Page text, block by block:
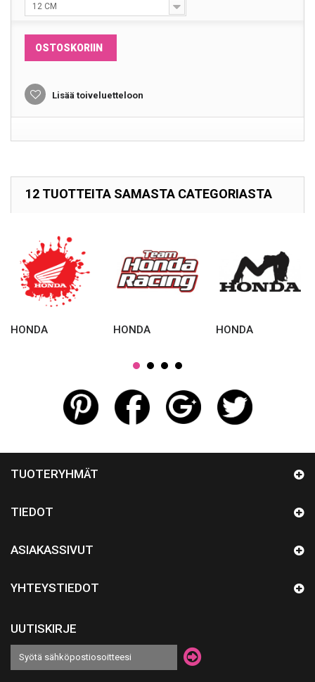
12 CM
OSTOSKORIIN
Lisää toiveluetteloon
12 TUOTTEITA SAMASTA CATEGORIASTA
HONDA HONDA HONDA
TUOTERYHMÄT
TIEDOT
ASIAKASSIVUT
YHTEYSTIEDOT
UUTISKIRJE